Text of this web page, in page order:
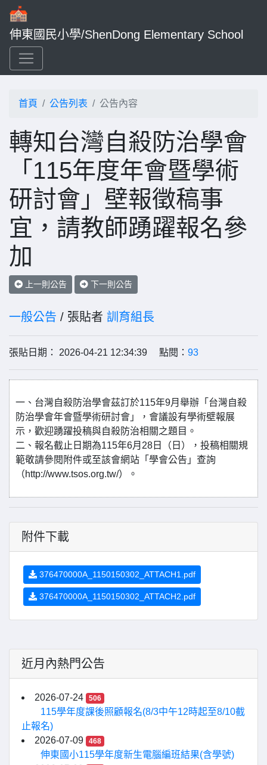
伸東國民小學/ShenDong Elementary School
首頁 公告列表 公告內容
轉知台灣自殺防治學會
「115年度年會暨學術
研討會」壁報徵稿事
宜，請教師踴躍報名參
加
上一則公告 下一則公告
一般公告 / 張貼者 訓育組長
張貼日期： 2026-04-21 12:34:39 點閱： 93
一、台灣自殺防治學會茲訂於115年9月舉辦「台灣自殺
防治學會年會暨學術研討會」，會議設有學術壁報展
示，歡迎踴躍投稿與自殺防治相關之題目。
二、報名截止日期為115年6月28日（日），投稿相關規
範敬請參閱附件或至該會網站「學會公告」查詢
（http://www.tsos.org.tw/）。
附件下載
376470000A_1150150302_ATTACH1.pdf
376470000A_1150150302_ATTACH2.pdf
近月內熱門公告
2026-07-24 506
115學年度課後照顧報名(8/3中午12時起至8/10截
止報名)
2026-07-09
468
伸東國小115學年度新生電腦編班結果(含學號)